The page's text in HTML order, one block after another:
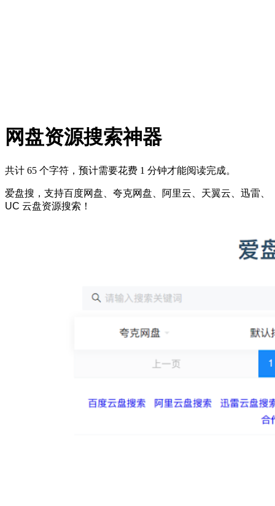
网盘资源搜索神器
共计 65 个字符，预计需要花费 1 分钟才能阅读完成。
爱盘搜，支持百度网盘、夸克网盘、阿里云、天翼云、迅雷、
UC 云盘资源搜索！